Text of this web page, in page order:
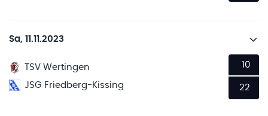
Sa, 11.11.2023
TSV Wertingen
JSG Friedberg-Kissing
10
22